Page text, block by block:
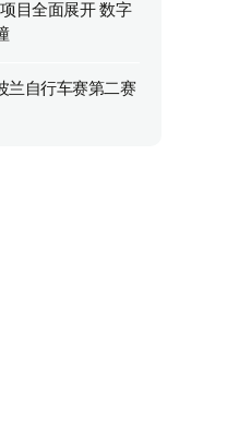
目全面展开 数字
兰自行车赛第二赛